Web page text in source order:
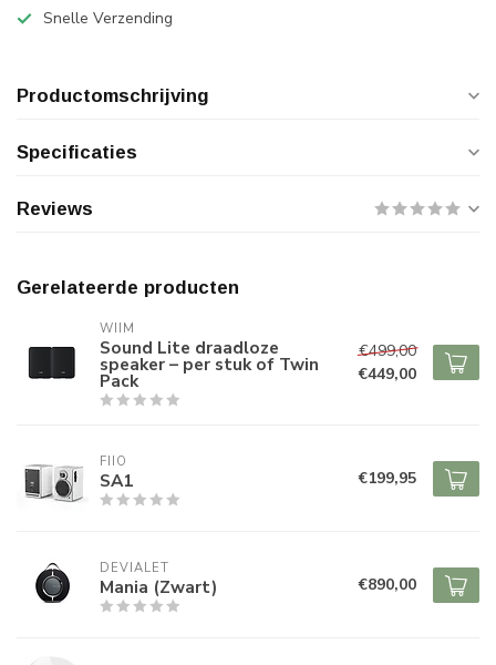
Snelle Verzending
Productomschrijving
Specificaties
Reviews
Gerelateerde producten
WIIM
Sound Lite draadloze
speaker – per stuk of Twin
Pack
€499,00
€449,00
FIIO
SA1 €199,95
DEVIALET
Mania (Zwart) €890,00